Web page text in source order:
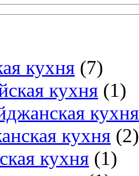
кухня (7)
кухня (1)
кухня
кухня (2)
кухня (1)